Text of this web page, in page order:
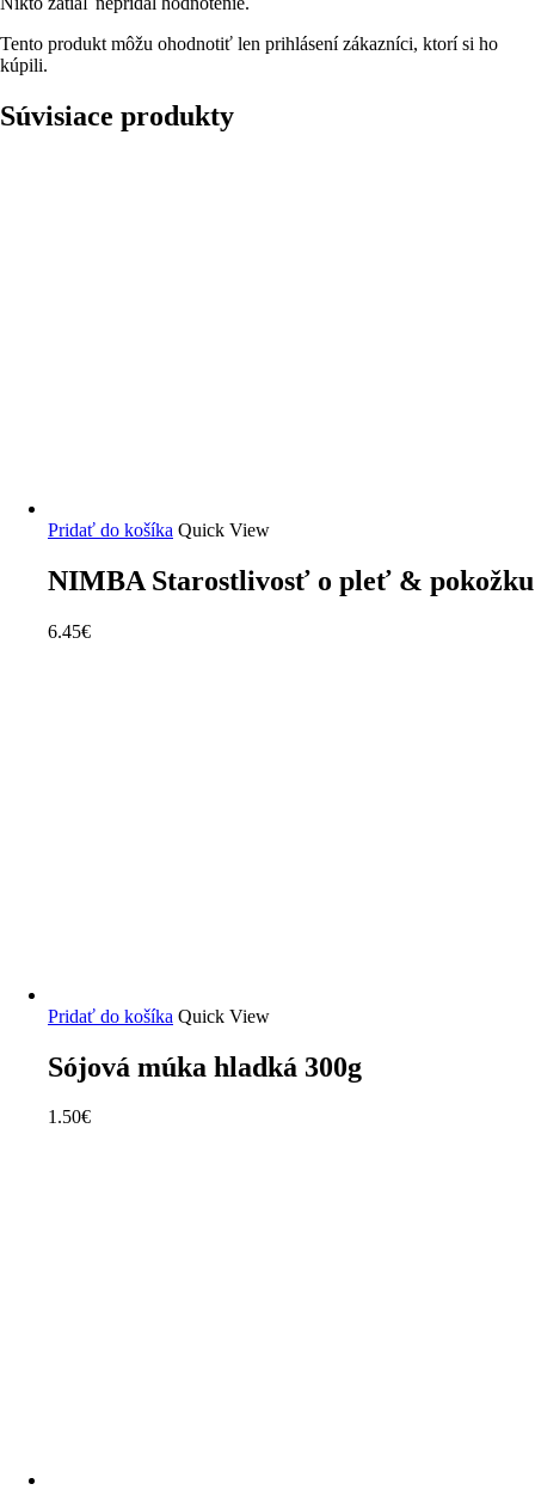
Tento produkt môžu ohodnotiť len prihlásení zákazníci, ktorí si ho
kúpili.
Súvisiace produkty
Pridať do košíka Quick View
NIMBA Starostlivosť o pleť & pokožku
6.45€
Pridať do košíka Quick View
Sójová múka hladká 300g
1.50€